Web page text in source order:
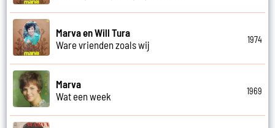
Marva en Will Tura
Ware vrienden zoals wij
1974
Marva
Wat een week
1969